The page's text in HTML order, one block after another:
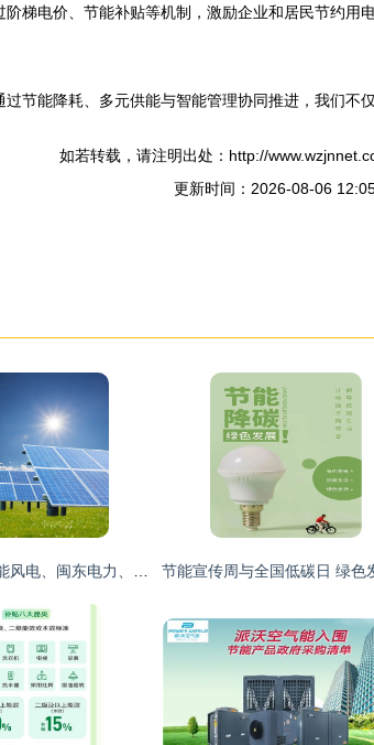
梯电价、节能补贴等机制，激励企业和居民节约
节能降耗、多元供能与智能管理协同推进，我们不
如若转载，请注明出处：http://
更新时间：2026-08-06